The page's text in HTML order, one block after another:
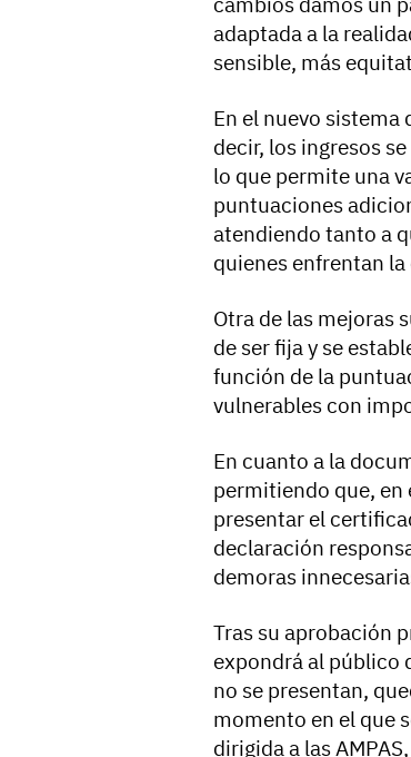
adaptada a la
sensible, más
En el nuevo
decir, los ingresos
lo que permite una
puntuaciones
atendiendo tanto a
quienes enfrentan
Otra de las mejoras
de ser fija y se
función de la
vulnerables con
En cuanto a la
permitiendo que,
presentar el
declaración
demoras
Tras su aprobación
expondrá al público
no se presentan,
momento en el que
dirigida a las